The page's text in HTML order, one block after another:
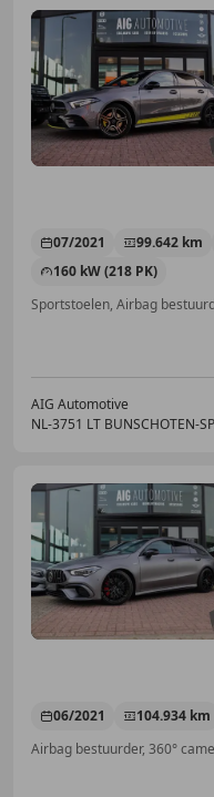
07/2021 99.642 km
160 kW (218 PK)
AIG Automotive
NL-3751 LT BUNSCHOTEN-
06/2021 104.934 km